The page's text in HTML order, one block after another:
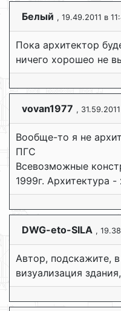
Белый , 19.49.2011 в
Пока архитектор
ничего хорошео не
vovan1977 ,
Вообще-то я не
ПГС
Всевозможные
1999г. Архитектура -
DWG-eto-SILA ,
Автор, подскажите,
визуализация